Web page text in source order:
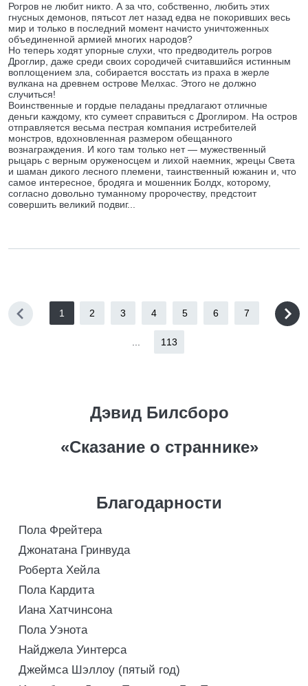
Рогров не любит никто. А за что, собственно, любить этих
гнусных демонов, пятьсот лет назад едва не покоривших весь
мир и только в последний момент начисто уничтоженных
объединенной армией многих народов?
Но теперь ходят упорные слухи, что предводитель рогров
Дроглир, даже среди своих сородичей считавшийся истинным
воплощением зла, собирается восстать из праха в жерле
вулкана на древнем острове Мелхас. Этого не должно
случиться!
Воинственные и гордые пеладаны предлагают отличные
деньги каждому, кто сумеет справиться с Дроглиром. На остров
отправляется весьма пестрая компания истребителей
монстров, вдохновленная размером обещанного
вознаграждения. И кого там только нет — мужественный
рыцарь с верным оруженосцем и лихой наемник, жрецы Света
и шаман дикого лесного племени, таинственный южанин и, что
самое интересное, бродяга и мошенник Болдх, которому,
согласно довольно туманному пророчеству, предстоит
совершить великий подвиг...
1 2 3 4 5 6 7
113
Дэвид Билсборо
«Сказание о страннике»
Благодарности
Пола Фрейтера
Джонатана Гринвуда
Роберта Хейла
Пола Кардита
Иана Хатчинсона
Пола Уэнота
Найджела Уинтерса
Джеймса Шэллоу (пятый год)